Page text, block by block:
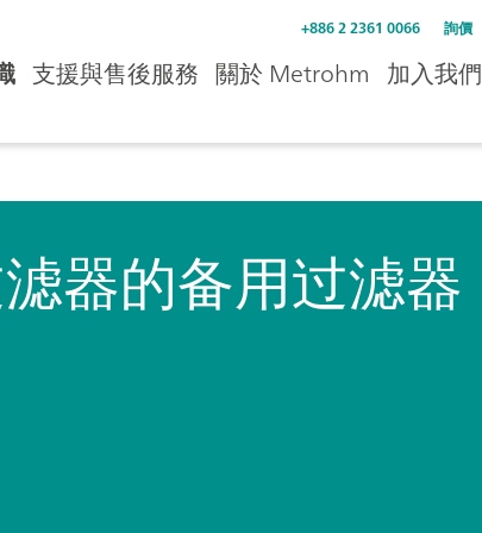
+886 2 2361 0066 詢價
支援與售後服務 關於 Metrohm 加入我們
器的备用过滤器